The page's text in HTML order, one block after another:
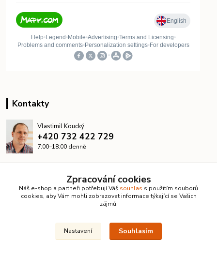
Kontakty
Vlastimil Koucký
+420 732 422 729
7:00–18:00 denně
© 2026 KanalizaceLevne.cz · Všechna práva vyhrazena ·
Zpracování cookies
Náš e-shop a partneři potřebují Váš souhlas s použitím souborů
cookies, aby Vám mohli zobrazovat informace týkající se Vašich
zájmů.
Nastavení Souhlasím